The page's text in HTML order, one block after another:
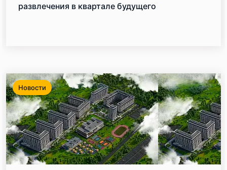
развлечения в квартале будущего
Новости